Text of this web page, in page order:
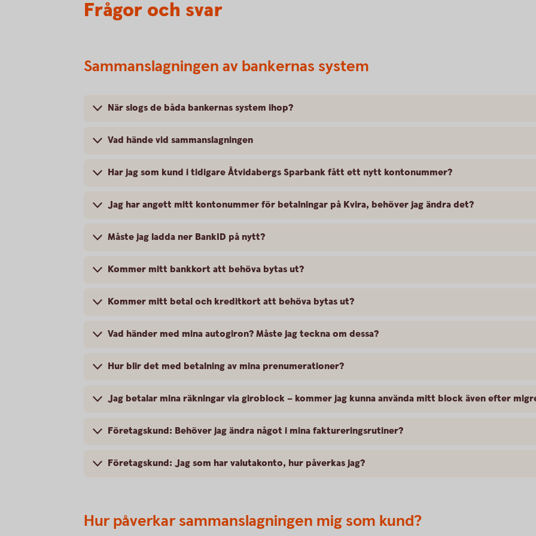
Frågor och svar
Sammanslagningen av bankernas system
När slogs de båda bankernas system ihop?
Vad hände vid sammanslagningen
Har jag som kund i tidigare Åtvidabergs Sparbank fått ett nytt kontonummer?
Jag har angett mitt kontonummer för betalningar på Kvira, behöver jag ändra det?
Måste jag ladda ner BankID på nytt?
Kommer mitt bankkort att behöva bytas ut?
Kommer mitt betal och kreditkort att behöva bytas ut?
Vad händer med mina autogiron? Måste jag teckna om dessa?
Hur blir det med betalning av mina prenumerationer?
Jag betalar mina räkningar via giroblock – kommer jag kunna använda mitt block även efter
Företagskund: Behöver jag ändra något i mina faktureringsrutiner?
Företagskund: Jag som har valutakonto, hur påverkas jag?
Hur påverkar sammanslagningen mig som kund?